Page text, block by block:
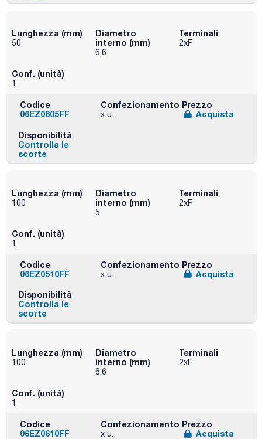
Lunghezza (mm)
50
Diametro
interno (mm)
6,6
Terminali
2xF
Conf. (unità)
1
Codice
06EZ0605FF
Confezionamento
x u.
Prezzo
Acquista
Disponibilità
Controlla le
scorte
Lunghezza (mm)
100
Diametro
interno (mm)
5
Terminali
2xF
Conf. (unità)
1
Codice
06EZ0510FF
Confezionamento
x u.
Prezzo
Acquista
Disponibilità
Controlla le
scorte
Lunghezza (mm)
100
Diametro
interno (mm)
6,6
Terminali
2xF
Conf. (unità)
1
Codice
06EZ0610FF
Confezionamento
x u.
Prezzo
Acquista